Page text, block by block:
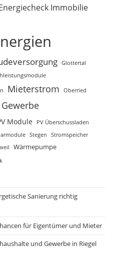
Immobilie
Glottertal
Mieterstrom Oberried
Module
PV Überschussladen
Stegen
Stromspeicher
Wärmepumpe
Sanierung richtig
für Eigentümer und Mieter
und Gewerbe in Riegel